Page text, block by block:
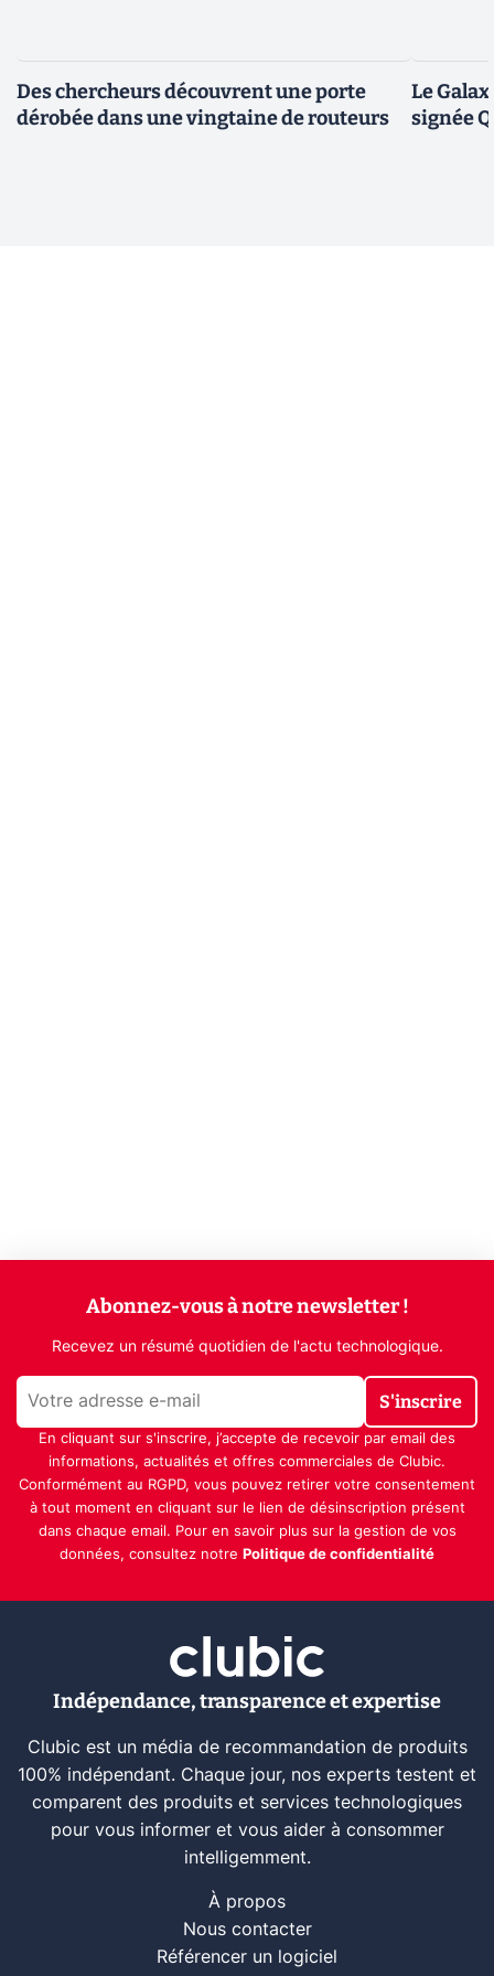
Des chercheurs découvrent une porte
dérobée dans une vingtaine de routeurs
Le
signée
Abonnez-vous à notre newsletter !
Recevez un résumé quotidien de l'actu technologique.
S'inscrire
En cliquant sur s'inscrire, j’accepte de recevoir par email des
informations, actualités et offres commerciales de Clubic.
Conformément au RGPD, vous pouvez retirer votre consentement
à tout moment en cliquant sur le lien de désinscription présent
dans chaque email. Pour en savoir plus sur la gestion de vos
données, consultez notre Politique de confidentialité
Indépendance, transparence et expertise
Clubic est un média de recommandation de produits
100% indépendant. Chaque jour, nos experts testent et
comparent des produits et services technologiques
pour vous informer et vous aider à consommer
intelligemment.
À propos
Nous contacter
Référencer un logiciel